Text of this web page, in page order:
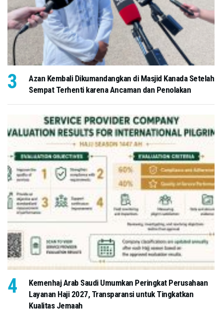
Azan Kembali Dikumandangkan di Masjid Kanada Setelah
Sempat Terhenti karena Ancaman dan Penolakan
Kemenhaj Arab Saudi Umumkan Peringkat Perusahaan
Layanan Haji 2027, Transparansi untuk Tingkatkan
Kualitas Jemaah